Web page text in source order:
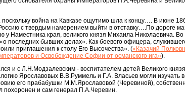
война на Кавказе ощутимо шла к концу…. В июне
с твердым намерением выйти в отставку….По дороге
у Наместника края, великого князя Михаила Николаевича. Во
последних бывших делах». Как боевого офицера,
приглашения к столу Его Высочества». («Казачий
и Освобождение Софии от османского ига»).
и с Л.Н.Модзалевским - воспитателем детей Великого
Ярославовых В.В.Руммель и Г.А. Власьев могли изучать
его прабабушки М.М.Ярославовой (Черевиной),
похоронен и сам генерал П.А.Черевин.